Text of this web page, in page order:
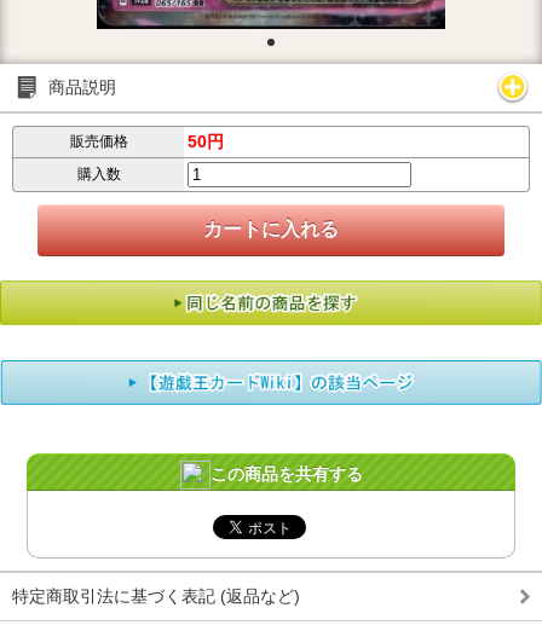
商品説明
販売価格 50円
購入数
この商品を共有する
特定商取引法に基づく表記 (返品など)